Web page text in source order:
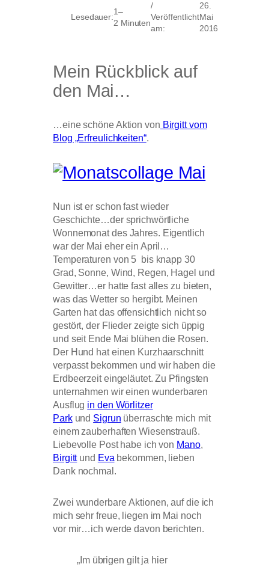
Lesedauer:
1–
2 Minuten
/
Veröffentlicht
am:
26.
Mai
2016
Mein Rückblick auf
den Mai…
…eine schöne Aktion von Birgitt vom
Blog „Erfreulichkeiten“.
Nun ist er schon fast wieder
Geschichte…der sprichwörtliche
Wonnemonat des Jahres. Eigentlich
war der Mai eher ein April…
Temperaturen von 5 bis knapp 30
Grad, Sonne, Wind, Regen, Hagel und
Gewitter…er hatte fast alles zu bieten,
was das Wetter so hergibt. Meinen
Garten hat das offensichtlich nicht so
gestört, der Flieder zeigte sich üppig
und seit Ende Mai blühen die Rosen.
Der Hund hat einen Kurzhaarschnitt
verpasst bekommen und wir haben die
Erdbeerzeit eingeläutet. Zu Pfingsten
unternahmen wir einen wunderbaren
Ausflug in den Wörlitzer
Parkund Sigrun überraschte mich mit
einem zauberhaften Wiesenstrauß.
Liebevolle Post habe ich von Mano,
Birgittund Eva bekommen, lieben
Dank nochmal.
Zwei wunderbare Aktionen, auf die ich
mich sehr freue, liegen im Mai noch
vor mir…ich werde davon berichten.
„Im übrigen gilt ja hier